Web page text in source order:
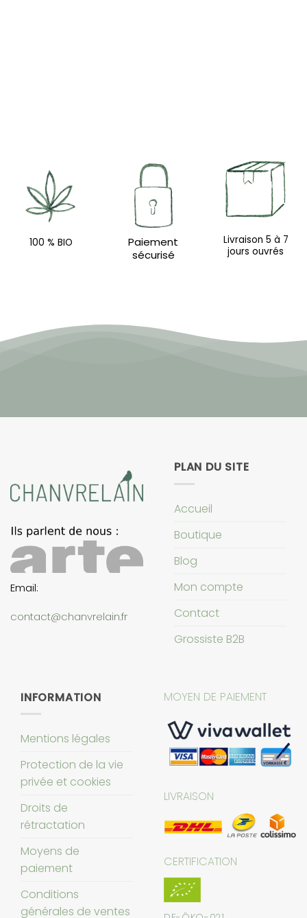
100 % BIO
Paiement
sécurisé
Livraison 5 à 7
jours ouvrés
Email:
contact@chanvrelain.fr
PLAN DU SITE
Accueil
Boutique
Blog
Mon compte
Contact
Grossiste B2B
INFORMATION
Mentions légales
Protection de la vie
privée et cookies
Droits de
rétractation
Moyens de
paiement
Conditions
générales de ventes
MOYEN DE PAIEMENT
LIVRAISON
CERTIFICATION